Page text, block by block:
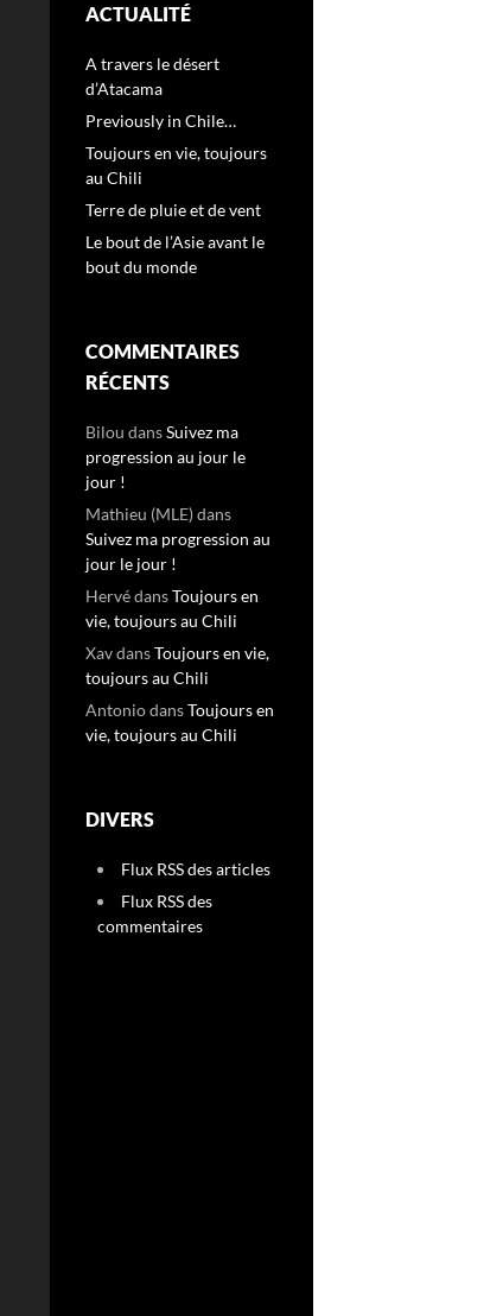
ACTUALITÉ
A travers le désert
d’Atacama
Previously in Chile…
Toujours en vie, toujours
au Chili
Terre de pluie et de vent
Le bout de l’Asie avant le
bout du monde
COMMENTAIRES
RÉCENTS
Bilou dansSuivez ma
progression au jour le
jour !
Mathieu (MLE)dans
Suivez ma progression au
jour le jour !
HervédansToujours en
vie, toujours au Chili
XavdansToujours en vie,
toujours au Chili
AntoniodansToujours en
vie, toujours au Chili
DIVERS
Flux RSS des articles
Flux RSS des
commentaires